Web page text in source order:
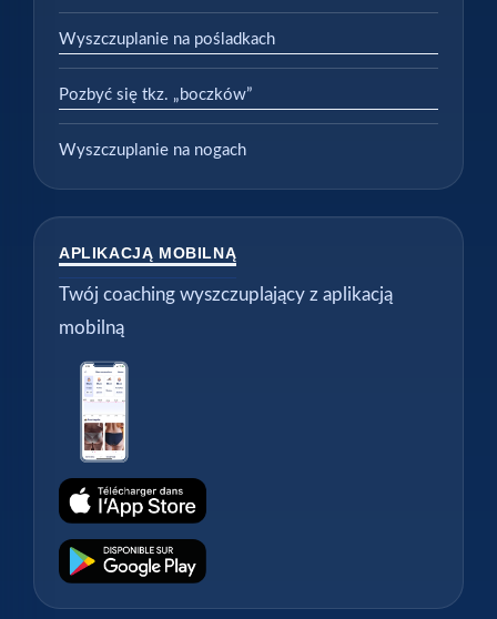
Wyszczuplanie na pośladkach
Pozbyć się tkz. „boczków”
Wyszczuplanie na nogach
APLIKACJĄ MOBILNĄ
Twój coaching wyszczuplający z aplikacją
mobilną